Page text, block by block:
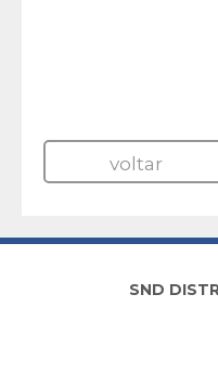
voltar
SND